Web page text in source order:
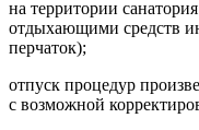
на территории
отдыхающими средств
перчаток);
отпуск процедур
с возможной